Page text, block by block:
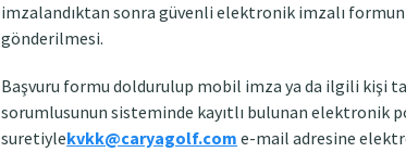
imzalandıktan sonra güvenli elektronik imzalı formun
gönderilmesi.
Başvuru formu doldurulup mobil imza ya da ilgili kişi
sorumlusunun sisteminde kayıtlı bulunan elektronik
suretiylekvkk@caryagolf.com e-mail adresine